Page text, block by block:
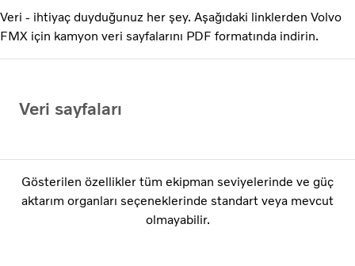
Veri - ihtiyaç duyduğunuz her şey. Aşağıdaki linklerden Volvo
FMX için kamyon veri sayfalarını PDF formatında indirin.
Veri sayfaları
Gösterilen özellikler tüm ekipman seviyelerinde ve güç
aktarım organları seçeneklerinde standart veya mevcut
olmayabilir.